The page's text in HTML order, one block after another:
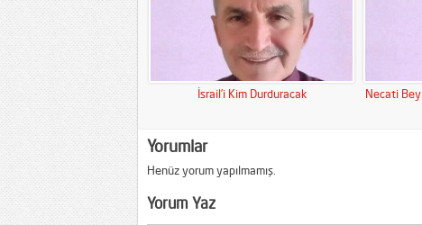
İsrail’i Kim Durduracak
Necati Bey
Yorumlar
Henüz yorum yapılmamış.
Yorum Yaz